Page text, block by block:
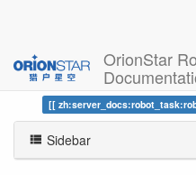
OrionStar
Trace 下发豹小递召唤任务
Sidebar